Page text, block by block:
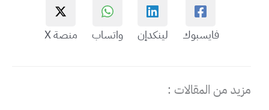
فايسبوك لينكدإن واتساب منصة X
مزيد من المقالات :